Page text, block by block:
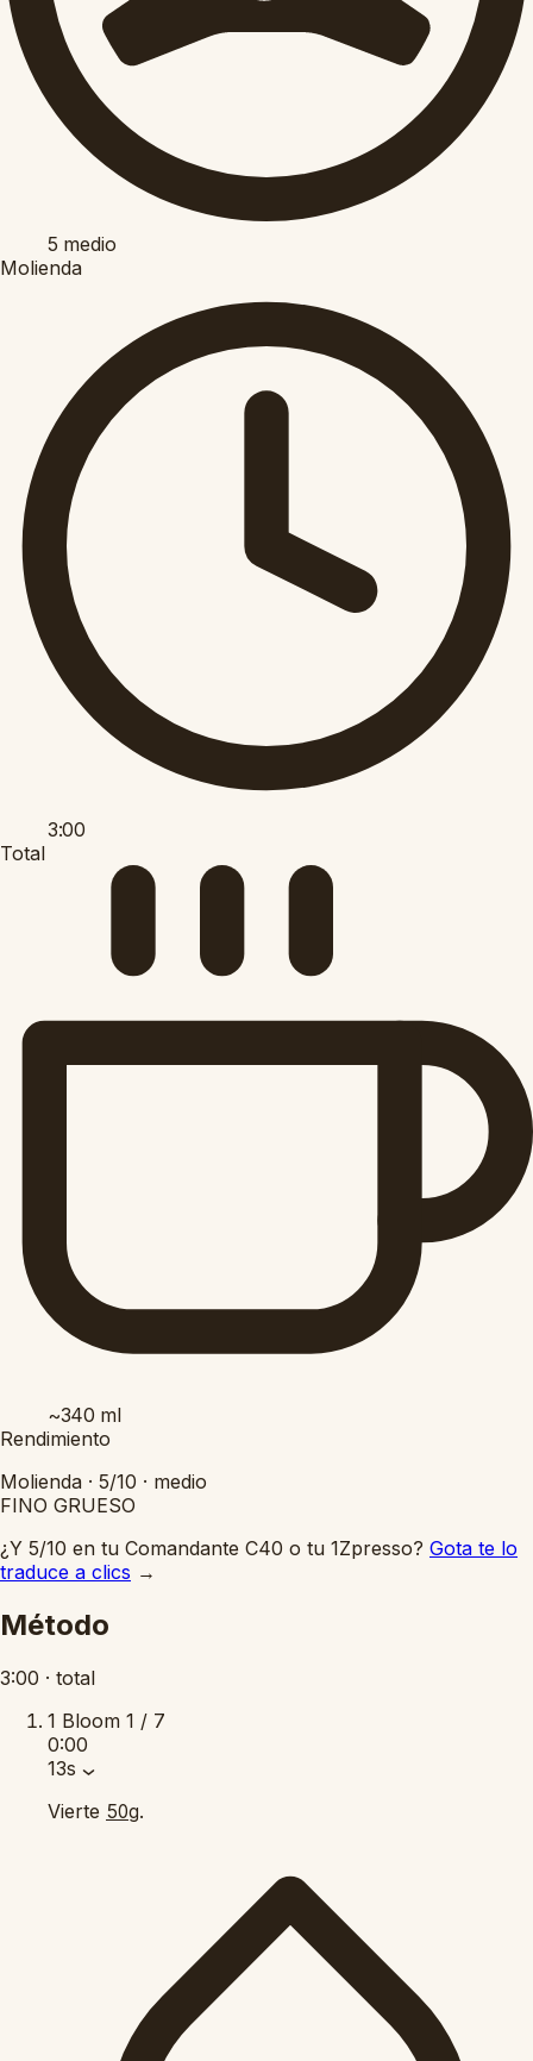
5 medio
Molienda
3:00
Total
~340 ml
Rendimiento
Molienda · 5/10 · medio
FINO GRUESO
¿Y 5/10 en tu Comandante C40 o tu 1Zpresso? Gota te lo
traduce a clics →
Método
3:00 · total
1 Bloom 1 / 7
0:00
13s
Vierte 50g.